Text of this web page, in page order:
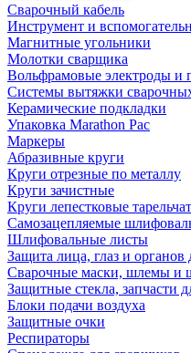
Сварочный кабель
Инструмент и
Магнитные угольники
Молотки сварщика
Вольфрамовые электроды и
Системы вытяжки
Керамические подкладки
Упаковка Marathon Pac
Маркеры
Абразивные круги
Круги отрезные по металлу
Круги зачистные
Круги лепестковые
Самозацепляемые
Шлифовальные листы
Защита лица, глаз и органов
Сварочные маски, шлемы и
Защитные стекла, запчасти
Блоки подачи воздуха
Защитные очки
Респираторы